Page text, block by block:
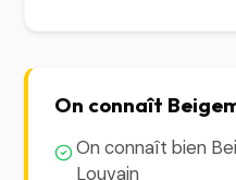
On connaît
On connaît bien
Louvain